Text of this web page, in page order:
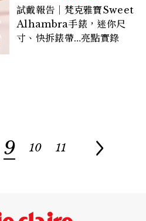
試戴報告｜梵克雅寶Sweet
Alhambra手錶，迷你尺
寸、快拆錶帶…亮點實錄
9 10 11